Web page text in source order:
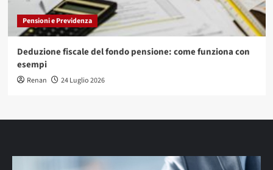
Pensioni e Previdenza
Deduzione fiscale del fondo pensione: come funziona con
esempi
Renan 24 Luglio 2026